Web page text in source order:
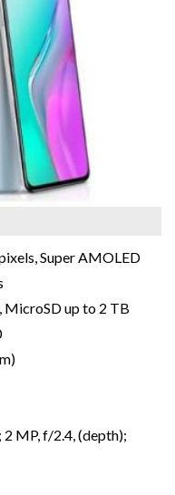
Super AMOLED
MicroSD up to 2 TB
MP, f/2.4, (depth);